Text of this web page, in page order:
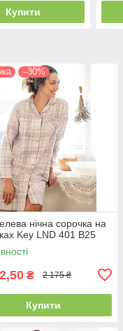
Купити
–30%
нічна сорочка на
Key LND 401 B25
₴ 2 175 ₴
Купити